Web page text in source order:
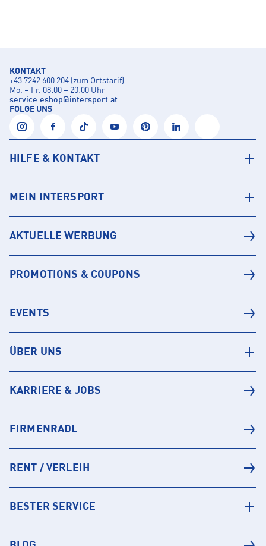
KONTAKT
+43 7242 600 204 (zum Ortstarif)
Mo. – Fr. 08:00 – 20:00 Uhr
service.eshop@intersport.at
FOLGE UNS
HILFE & KONTAKT
MEIN INTERSPORT
AKTUELLE WERBUNG
PROMOTIONS & COUPONS
EVENTS
ÜBER UNS
KARRIERE & JOBS
FIRMENRADL
RENT / VERLEIH
BESTER SERVICE